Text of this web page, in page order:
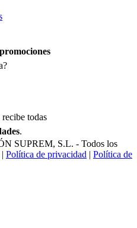
promociones
todas
.
SUPREM, S.L. - Todos los
| Política de privacidad | Política de